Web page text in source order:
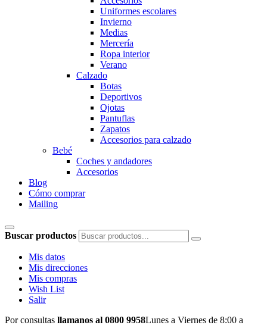
Uniformes escolares
Invierno
Medias
Mercería
Ropa interior
Verano
Calzado
Botas
Deportivos
Ojotas
Pantuflas
Zapatos
Accesorios para calzado
Bebé
Coches y andadores
Accesorios
Blog
Cómo comprar
Mailing
Buscar productos
Mis datos
Mis direcciones
Mis compras
Wish List
Salir
Por consultas llamanos al 0800 9958Lunes a Viernes de 8:00 a